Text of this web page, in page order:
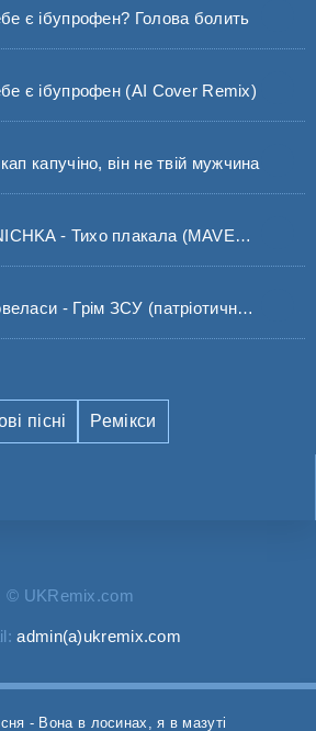
є ібупрофен? Голова болить
є ібупрофен (AI Cover Remix)
капучіно, він не твій мужчина
(MAVER Remix) А вона тихо під цю пісню плакала
- Грім ЗСУ (патріотична пісня 2025)
пісні Ремікси
© UKRemix.com
admin(a)ukremix.com
- Вона в лосинах, я в мазуті